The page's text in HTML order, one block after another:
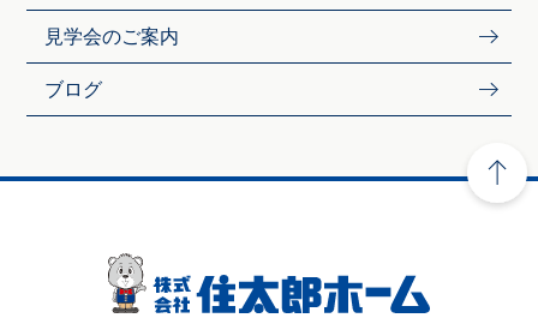
見学会のご案内
ブログ